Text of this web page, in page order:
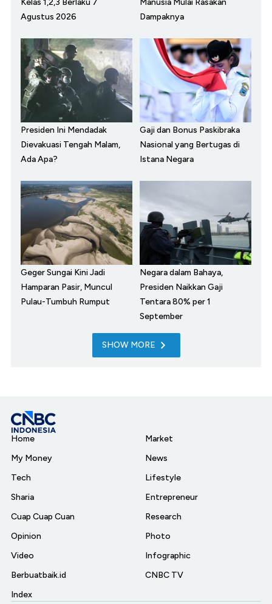
Kelas 1,2,3 Berlaku 7
Agustus 2026
Manusia Mulai Rasakan
Dampaknya
Presiden Ini Mendadak
Dievakuasi Tengah Malam,
Ada Apa?
Gaji dan Bonus Paskibraka
Nasional yang Bertugas di
Istana Negara
Geger Sungai Kini Jadi
Hamparan Pasir, Muncul
Pulau-Tumbuh Rumput
Negara dalam Bahaya,
Presiden Naikkan Gaji
Tentara 80% per 1
September
SHOW MORE
Home
My Money
Tech
Sharia
Cuap Cuap Cuan
Opinion
Video
Berbuatbaik.id
Index
Market
News
Lifestyle
Entrepreneur
Research
Photo
Infographic
CNBC TV